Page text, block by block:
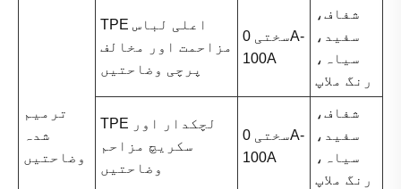
ترمیم
شدہ
وضاحتیں
TPE اعلی لباس
مزاحمت اور مخالف
پرچی وضاحتیں
سختی 0A-
100A
شفاف،
سفید،
سیاہ،
رنگ ملاپ
TPE لچکدار اور
سکریچ مزاحم
وضاحتیں
سختی 0A-
100A
شفاف،
سفید،
سیاہ،
رنگ ملاپ